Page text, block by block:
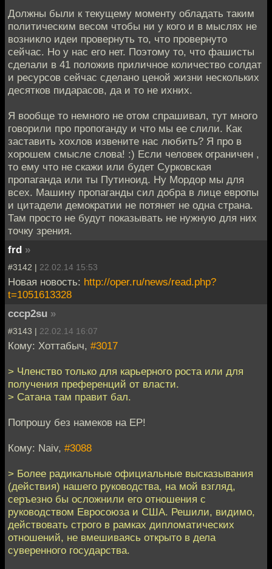
Должны были к текущему моменту обладать таким
политическим весом чтобы ни у кого и в мыслях не
возникло идеи провернуть то, что провернуто
сейчас. Но у нас его нет. Поэтому то, что фашисты
сделали в 41 положив приличное количество солдат
и ресурсов сейчас сделано ценой жизни нескольких
десятков пидарасов, да и то не ихних.
Я вообще то немного не отом спрашивал, тут много
говорили про пропоганду и что мы ее слили. Как
заставить хохлов извените нас любить? Я про в
хорошем смысле слова! :) Если человек ограничен ,
то ему что не скажи или будет Сурковская
пропаганда или ты Путиноид. Ну Мордор мы для
всех. Машину пропаганды сил добра в лице европы
и цитадели демократии не потянет не одна страна.
Там просто не будут показывать не нужную для них
точку зрения.
frd »
#3142 | 22.02.14 15:53
Новая новость: http://oper.ru/news/read.php?
t=1051613328
cccp2su »
#3143 | 22.02.14 16:07
Кому: Хоттабыч, #3017
> Членство только для карьерного роста или для
получения преференций от власти.
> Сатана там правит бал.
Попрошу без намеков на ЕР!
Кому: Naiv, #3088
> Более радикальные официальные высказывания
(действия) нашего руководства, на мой взгляд,
серъезно бы осложнили его отношения с
руководством Евросоюза и США. Решили, видимо,
действовать строго в рамках дипломатических
отношений, не вмешиваясь открыто в дела
суверенного государства.